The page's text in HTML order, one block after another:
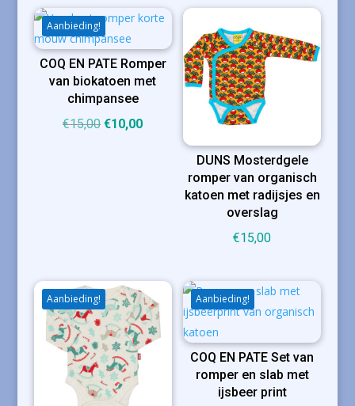
Aanbieding!
COQ EN PATE Romper
van biokatoen met
chimpansee
€15,00 Oorspronkelijke
€10,00Huidige
DUNS Mosterdgele
romper van organisch
katoen met radijsjes en
overslag
€15,00
Aanbieding! Aanbieding!
COQ EN PATE Set van
romper en slab met
ijsbeer print